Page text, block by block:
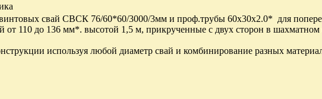
свай СВСК 76/60*60/3000/3мм и проф.трубы 60х30х2.0* для
от 110 до 136 мм*. высотой 1,5 м, прикрученные с двух сторон в шахматном
используя любой диаметр свай и комбинирование разных